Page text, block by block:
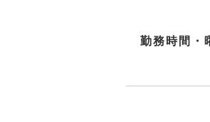
勤務時間・